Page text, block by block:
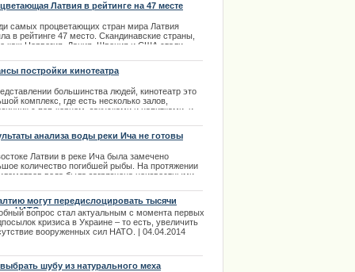
Латвия в рейтинге на 47 месте
самых процветающих стран мира Латвия
в рейтинге 47 место. Скандинавские страны,
как: Норвегия, Дания, Швеция и США стали
постройки кинотеатра
большинства людей, кинотеатр это
комплекс, где есть несколько залов,
с поп-корном, закусками и напитками, и
кинотеатры действительно имеют такой вид,
это далеко не единственный вариант.
анализа воды реки Ича не готовы
Латвии в реке Ича была замечено
количество погибшей рыбы. На протяжении
вода была загрязнена неизвестными
60 килограммов погибшей рыбы.
могут передислоцировать тысячи
НАТО
вопрос стал актуальным с момента первых
кризиса в Украине – то есть, увеличить
вооруженных сил НАТО. | 04.04.2014
шубу из натурального меха